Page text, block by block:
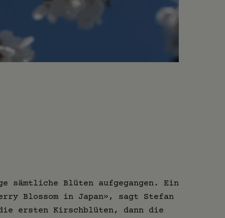
sämtliche Blüten aufgegangen. Ein
Blossom in Japan», sagt Stefan
ersten Kirschblüten, dann die